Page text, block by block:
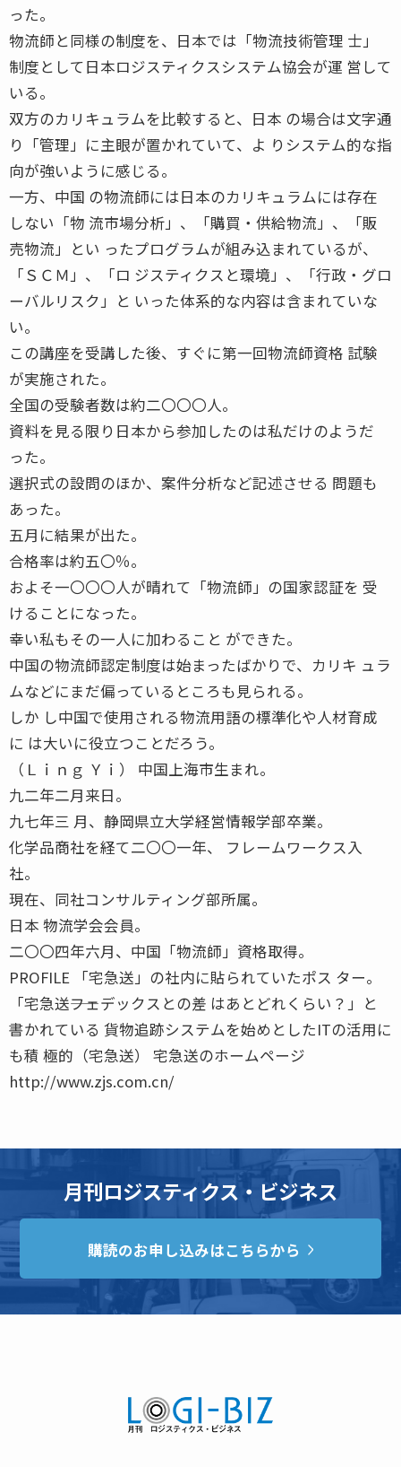
った。
物流師と同様の制度を、日本では「物流技術管理 士」
制度として日本ロジスティクスシステム協会が運 営して
いる。
双方のカリキュラムを比較すると、日本 の場合は文字通
り「管理」に主眼が置かれていて、よ りシステム的な指
向が強いように感じる。
一方、中国 の物流師には日本のカリキュラムには存在
しない「物 流市場分析」、「購買・供給物流」、「販
売物流」とい ったプログラムが組み込まれているが、
「ＳＣＭ」、「ロ ジスティクスと環境」、「行政・グロ
ーバルリスク」と いった体系的な内容は含まれていな
い。
この講座を受講した後、すぐに第一回物流師資格 試験
が実施された。
全国の受験者数は約二〇〇〇人。
資料を見る限り日本から参加したのは私だけのようだ
った。
選択式の設問のほか、案件分析など記述させる 問題も
あった。
五月に結果が出た。
合格率は約五〇％。
およそ一〇〇〇人が晴れて「物流師」の国家認証を 受
けることになった。
幸い私もその一人に加わること ができた。
中国の物流師認定制度は始まったばかりで、カリキ ュラ
ムなどにまだ偏っているところも見られる。
しか し中国で使用される物流用語の標準化や人材育成
に は大いに役立つことだろう。
（Ｌｉｎｇ Ｙｉ） 中国上海市生まれ。
九二年二月来日。
九七年三 月、静岡県立大学経営情報学部卒業。
化学品商社を経て二〇〇一年、 フレームワークス入
社。
現在、同社コンサルティング部所属。
日本 物流学会会員。
二〇〇四年六月、中国「物流師」資格取得。
PROFILE 「宅急送」の社内に貼られていたポス ター。
「宅急送――フェデックスとの差 はあとどれくらい？」と
書かれている 貨物追跡システムを始めとしたITの活用に
も積 極的（宅急送） 宅急送のホームページ
http://www.zjs.com.cn/
月刊ロジスティクス・ビジネス
購読のお申し込みはこちらから